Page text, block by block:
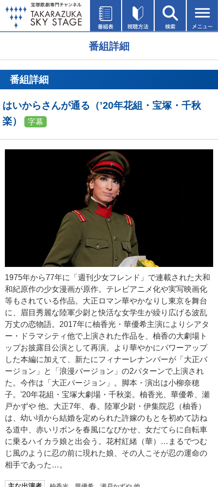
番組詳細
番組詳細
はいからさんが通る（’20年花組・宝塚・千秋
楽）
字幕
1975年から77年に「週刊少女フレンド」で連載された大和
和紀原作の少女漫画が原作。テレビアニメ化や実写映画化
等もされている作品。大正ロマン華やかなりし東京を舞台
に、眉目秀麗な陸軍少尉と快活な女学生が繰り広げる波乱
万丈の恋物語。2017年に柚香光・華優希主演によりシアタ
ー・ドラマシティ他で上演された作品を、柚香の大劇場ト
ップお披露目公演として再演。より華やかにパワーアップ
した本編に加えて、新たにフィナーレナンバーが「大正バ
ージョン」と「浪漫バージョン」の2パターンで上演され
た。今作は「大正バージョン」。脚本・演出は小柳奈穂
子。'20年花組・宝塚大劇場・千秋楽。柚香光、華優希、瀬
戸かずや 他。大正7年、春。陸軍少尉・伊集院忍（柚香）
は、幼い頃から結婚を定められた許嫁のもとを初めて訪ね
る道中、赤いリボンを春風になびかせ、女だてらに自転車
に乗るハイカラ娘と出会う。花村紅緒（華）…まるでつむ
じ風のように忍の前に現れた娘、その人こそが忍の運命の
相手であった…。